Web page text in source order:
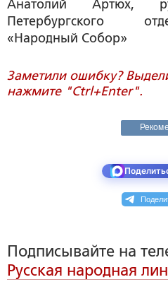
Анатолий Артюх,
Петербургского
«Народный Собор»
Заметили ошибку?
нажмите "Ctrl+Enter".
Подписывайте на
Русская народная